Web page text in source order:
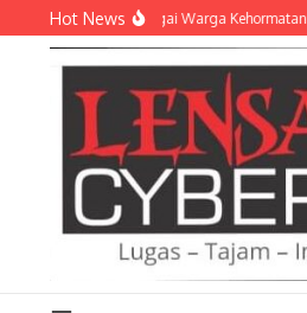
Lewati ke konten
Hot News
sebagai Warga Kehormatan Korps